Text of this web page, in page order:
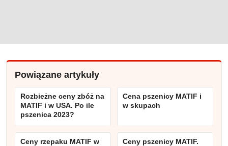
Powiązane artykuły
Rozbieżne ceny zbóż na
MATIF i w USA. Po ile
pszenica 2023?
Cena pszenicy MATIF i
w skupach
Ceny rzepaku MATIF w
Ceny pszenicy MATIF.